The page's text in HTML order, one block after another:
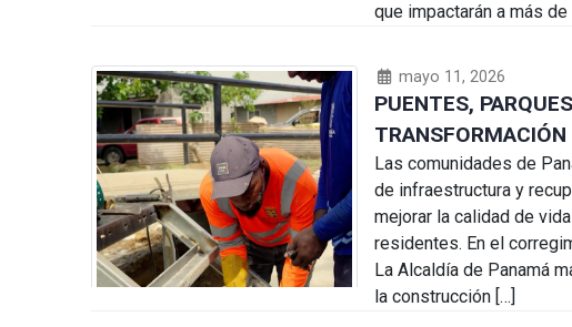
que impactarán a más
mayo 11, 2026
PUENTES,
Las comunidades de
de infraestructura y
mejorar la calidad de
residentes. En el
La Alcaldía de Panamá
la construcción […]